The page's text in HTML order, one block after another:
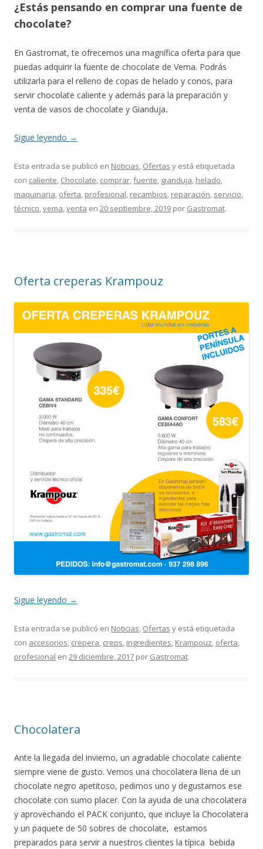
¿Estás pensando en comprar una fuente de
chocolate?
En Gastromat, te ofrecemos una magnífica oferta para que
puedas adquirir la fuente de chocolate de Vema. Podrás
utilizarla para el relleno de copas de helado y conos, para
servir chocolate caliente y además para la preparación y
venta de vasos de chocolate y Gianduja.
Sigue leyendo →
Esta entrada se publicó en Noticias, Ofertas y está etiquetada
con caliente, Chocolate, comprar,fuente, gianduja, helado,
maquinaria, oferta, profesional, recambios, reparación, servicio,
técnico,vema,venta en 20 septiembre, 2019 por Gastromat.
Oferta creperas Krampouz
Sigue leyendo →
Esta entrada se publicó en Noticias, Ofertas y está etiquetada
con accesorios, crepera, creps, ingredientes, Krampouz, oferta,
profesional en 29 diciembre, 2017 por Gastromat.
Chocolatera
Ante la llegada del invierno, un agradable chocolate caliente
siempre viene de gusto. Vemos una chocolatera llena de un
chocolate negro apetitoso, pedimos uno y degustamos ese
chocolate con sumo placer. Con la ayuda de una chocolatera
y aprovechando el PACK conjunto, que incluye la Chocolatera
y un paquete de 50 sobres de chocolate, estamos
preparados para servir a nuestros clientes la típica bebida